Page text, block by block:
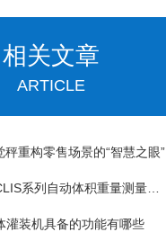
相关文章
ARTICLE
秤重构零售场景的“智慧之眼”
灌装机具备的功能有哪些